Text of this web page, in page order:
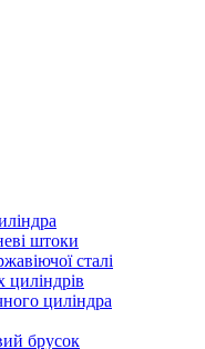
штоки
сталі
циліндра
брусок